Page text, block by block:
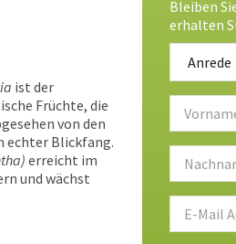
ist der
Früchte, die
von den
echter Blickfang.
erreicht im
und wächst
Bleiben
erhalten
Anrede